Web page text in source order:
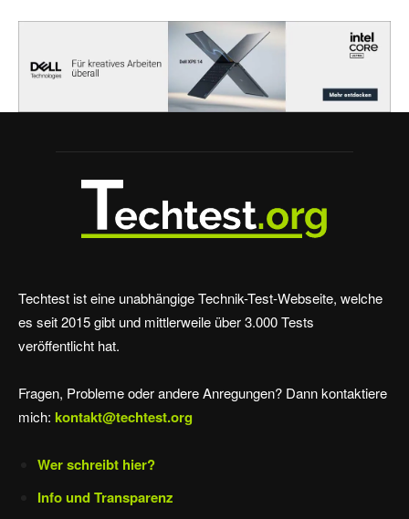
Techtest ist eine unabhängige Technik-Test-Webseite, welche
es seit 2015 gibt und mittlerweile über 3.000 Tests
veröffentlicht hat.
Fragen, Probleme oder andere Anregungen? Dann kontaktiere
mich: kontakt@techtest.org
Wer schreibt hier?
Info und Transparenz